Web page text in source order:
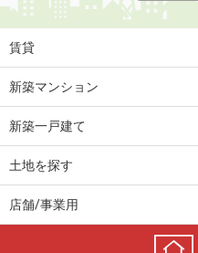
賃貸
新築マンション
新築一戸建て
土地を探す
店舗/事業用